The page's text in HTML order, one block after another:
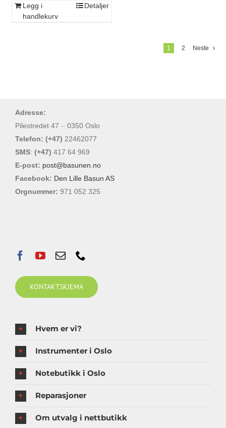
Legg i
handlekurv
Detaljer
1 2 Neste
Adresse:
Pilestredet 47 – 0350 Oslo
Telefon: (+47) 22462077
SMS: (+47) 417 64 969
E-post: post@basunen.no
Facebook: Den Lille Basun AS
Orgnummer: 971 052 325
KONTAKTSKJEMA
Hvem er vi?
Instrumenter i Oslo
Notebutikk i Oslo
Reparasjoner
Om utvalg i nettbutikk